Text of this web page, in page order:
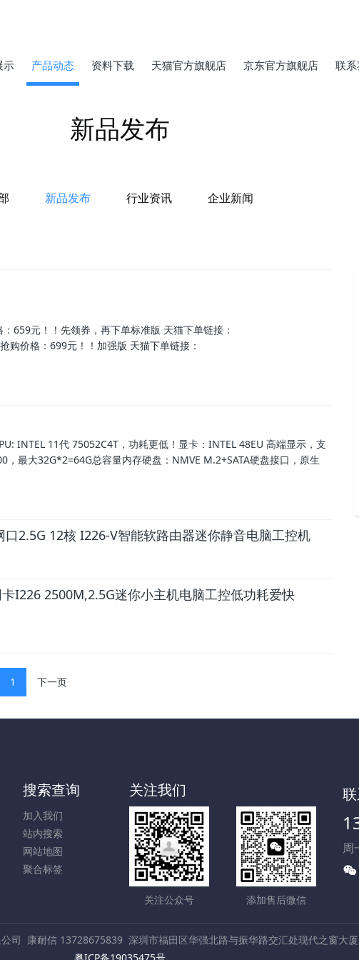
示 产品动态 资料下载 天猫官方旗舰店 京东官方旗舰店 联
新品发布
新品发布 行业资讯 企业新闻
659元！！先领券，再下单标准版 天猫下单链接：
价格：699元！！加强版 天猫下单链接：
INTEL 11代 75052C4T，功耗更低！显卡：INTEL 48EU 高端显示，支
最大32G*2=64G总容量内存硬盘：NMVE M.2+SATA硬盘接口，原生
2.5G 12核 I226-V智能软路由器迷你静音电脑工控机
I226 2500M,2.5G迷你小主机电脑工控低功耗爱快
1 下一页
搜索查询
加入我们
站内搜索
网站地图
聚合标签
关注我们
关注公众号 添加售后微信
周
司 康耐信 13728675839 深圳市福田区华强北路与振华路交汇处现代之窗大